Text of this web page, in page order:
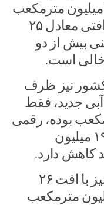
که نسبت به ۲۲ میلیارد و ۹۲۰ میلیون مترمکعب
در مدت مشابه سال گذشته، افتی معادل ۲۵
بیش از دو
است.
نیز ظرف
جدید، فقط
مترمکعب بوده، رقمی
که در مقایسه با ۲ میلیارد و ۱۹۰ میلیون
در همین بازه، خروجی سدها نیز با افت ۲۶
۲ میلیارد و ۷۹۰ میلیون مترمکعب